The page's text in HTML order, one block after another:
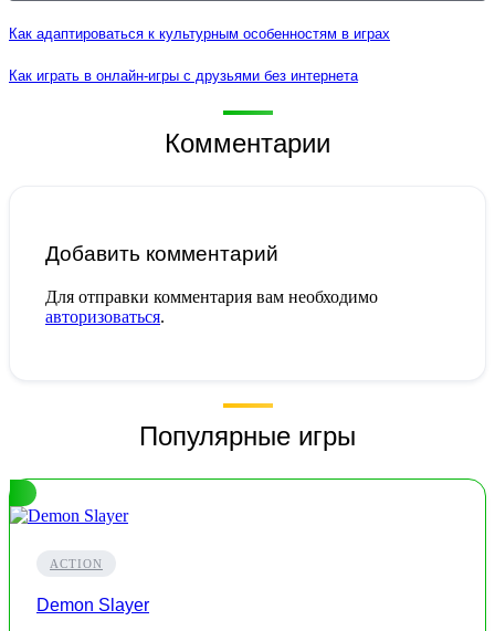
Как адаптироваться к культурным особенностям в играх
Как играть в онлайн-игры с друзьями без интернета
Комментарии
Добавить комментарий
Для отправки комментария вам необходимо
авторизоваться.
Популярные игры
ACTION
Demon Slayer